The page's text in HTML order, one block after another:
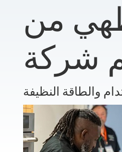
من
والطاقة النظيفة